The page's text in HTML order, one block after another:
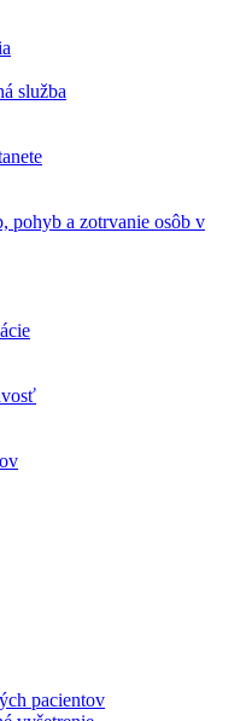
služba
pohyb a zotrvanie osôb v
pacientov